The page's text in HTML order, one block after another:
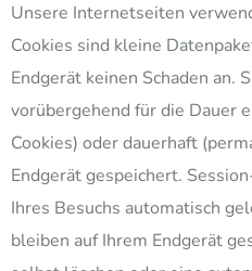
Unsere Internetseiten
Cookies sind kleine
Endgerät keinen Schaden an.
vorübergehend für die Dauer
Cookies) oder dauerhaft
Endgerät gespeichert.
Ihres Besuchs automatisch
bleiben auf Ihrem Endgerät